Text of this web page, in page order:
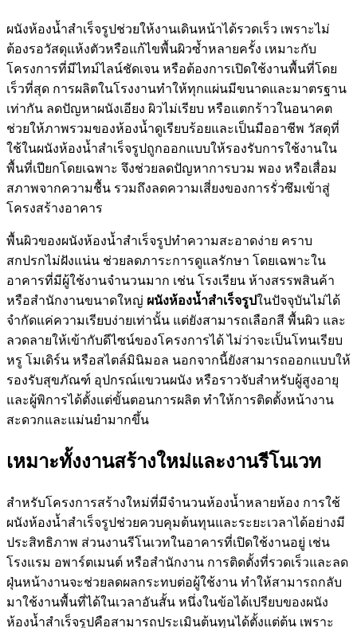
ผนังห้องน้ำสำเร็จรูปช่วยให้งานเดินหน้าได้รวดเร็ว เพราะไม่
ต้องรอวัสดุแห้งตัวหรือแก้ไขพื้นผิวซ้ำหลายครั้ง เหมาะกับ
โครงการที่มีไทม์ไลน์ชัดเจน หรือต้องการเปิดใช้งานพื้นที่โดย
เร็วที่สุด การผลิตในโรงงานทำให้ทุกแผ่นมีขนาดและมาตรฐาน
เท่ากัน ลดปัญหาผนังเอียง ผิวไม่เรียบ หรือแตกร้าวในอนาคต
ช่วยให้ภาพรวมของห้องน้ำดูเรียบร้อยและเป็นมืออาชีพ วัสดุที่
ใช้ในผนังห้องน้ำสำเร็จรูปถูกออกแบบให้รองรับการใช้งานใน
พื้นที่เปียกโดยเฉพาะ จึงช่วยลดปัญหาการบวม พอง หรือเสื่อม
สภาพจากความชื้น รวมถึงลดความเสี่ยงของการรั่วซึมเข้าสู่
โครงสร้างอาคาร
พื้นผิวของผนังห้องน้ำสำเร็จรูปทำความสะอาดง่าย คราบ
สกปรกไม่ฝังแน่น ช่วยลดภาระการดูแลรักษา โดยเฉพาะใน
อาคารที่มีผู้ใช้งานจำนวนมาก เช่น โรงเรียน ห้างสรรพสินค้า
หรือสำนักงานขนาดใหญ่ ผนังห้องน้ำสำเร็จรูปในปัจจุบันไม่ได้
จำกัดแค่ความเรียบง่ายเท่านั้น แต่ยังสามารถเลือกสี พื้นผิว และ
ลวดลายให้เข้ากับดีไซน์ของโครงการได้ ไม่ว่าจะเป็นโทนเรียบ
หรู โมเดิร์น หรือสไตล์มินิมอล นอกจากนี้ยังสามารถออกแบบให้
รองรับสุขภัณฑ์ อุปกรณ์แขวนผนัง หรือราวจับสำหรับผู้สูงอายุ
และผู้พิการได้ตั้งแต่ขั้นตอนการผลิต ทำให้การติดตั้งหน้างาน
สะดวกและแม่นยำมากขึ้น
เหมาะทั้งงานสร้างใหม่และงานรีโนเวท
สำหรับโครงการสร้างใหม่ที่มีจำนวนห้องน้ำหลายห้อง การใช้
ผนังห้องน้ำสำเร็จรูปช่วยควบคุมต้นทุนและระยะเวลาได้อย่างมี
ประสิทธิภาพ ส่วนงานรีโนเวทในอาคารที่เปิดใช้งานอยู่ เช่น
โรงแรม อพาร์ตเมนต์ หรือสำนักงาน การติดตั้งที่รวดเร็วและลด
ฝุ่นหน้างานจะช่วยลดผลกระทบต่อผู้ใช้งาน ทำให้สามารถกลับ
มาใช้งานพื้นที่ได้ในเวลาอันสั้น หนึ่งในข้อได้เปรียบของผนัง
ห้องน้ำสำเร็จรูปคือสามารถประเมินต้นทุนได้ตั้งแต่ต้น เพราะ